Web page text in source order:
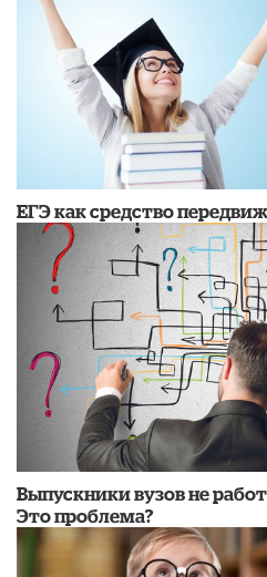
ЕГЭ как средство
Выпускники вузов не
Это проблема?